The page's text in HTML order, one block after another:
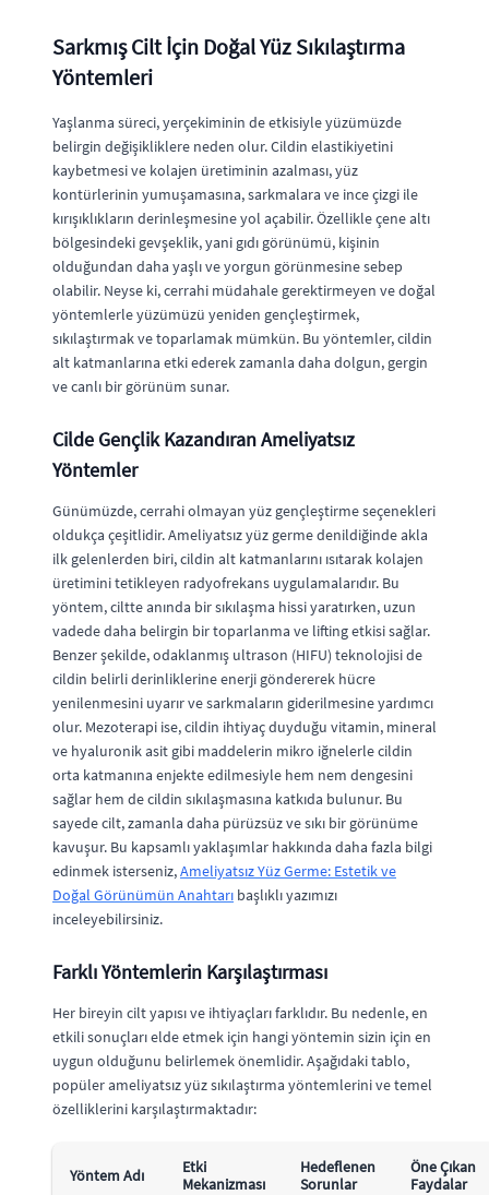
Sarkmış Cilt İçin Doğal Yüz Sıkılaştırma
Yöntemleri
Yaşlanma süreci, yerçekiminin de etkisiyle yüzümüzde
belirgin değişikliklere neden olur. Cildin elastikiyetini
kaybetmesi ve kolajen üretiminin azalması, yüz
kontürlerinin yumuşamasına, sarkmalara ve ince çizgi ile
kırışıklıkların derinleşmesine yol açabilir. Özellikle çene altı
bölgesindeki gevşeklik, yani gıdı görünümü, kişinin
olduğundan daha yaşlı ve yorgun görünmesine sebep
olabilir. Neyse ki, cerrahi müdahale gerektirmeyen ve doğal
yöntemlerle yüzümüzü yeniden gençleştirmek,
sıkılaştırmak ve toparlamak mümkün. Bu yöntemler, cildin
alt katmanlarına etki ederek zamanla daha dolgun, gergin
ve canlı bir görünüm sunar.
Cilde Gençlik Kazandıran Ameliyatsız
Yöntemler
Günümüzde, cerrahi olmayan yüz gençleştirme seçenekleri
oldukça çeşitlidir. Ameliyatsız yüz germe denildiğinde akla
ilk gelenlerden biri, cildin alt katmanlarını ısıtarak kolajen
üretimini tetikleyen radyofrekans uygulamalarıdır. Bu
yöntem, ciltte anında bir sıkılaşma hissi yaratırken, uzun
vadede daha belirgin bir toparlanma ve lifting etkisi sağlar.
Benzer şekilde, odaklanmış ultrason (HIFU) teknolojisi de
cildin belirli derinliklerine enerji göndererek hücre
yenilenmesini uyarır ve sarkmaların giderilmesine yardımcı
olur. Mezoterapi ise, cildin ihtiyaç duyduğu vitamin, mineral
ve hyaluronik asit gibi maddelerin mikro iğnelerle cildin
orta katmanına enjekte edilmesiyle hem nem dengesini
sağlar hem de cildin sıkılaşmasına katkıda bulunur. Bu
sayede cilt, zamanla daha pürüzsüz ve sıkı bir görünüme
kavuşur. Bu kapsamlı yaklaşımlar hakkında daha fazla bilgi
edinmek isterseniz,Ameliyatsız Yüz Germe: Estetik ve
Doğal Görünümün Anahtarı başlıklı yazımızı
inceleyebilirsiniz.
Farklı Yöntemlerin Karşılaştırması
Her bireyin cilt yapısı ve ihtiyaçları farklıdır. Bu nedenle, en
etkili sonuçları elde etmek için hangi yöntemin sizin için en
uygun olduğunu belirlemek önemlidir. Aşağıdaki tablo,
popüler ameliyatsız yüz sıkılaştırma yöntemlerini ve temel
özelliklerini karşılaştırmaktadır:
Yöntem Adı
Etki
Mekanizması
Hedeflenen
Sorunlar
Öne Çıkan
Faydalar